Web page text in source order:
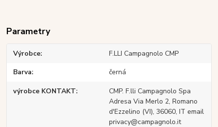
Parametry
Výrobce F.LLI Campagnolo CMP
Barva černá
výrobce KONTAKT
CMP. F.lli Campagnolo Spa
Adresa Via Merlo 2, Romano
d'Ezzelino (VI), 36060, IT email
privacy@campagnolo.it